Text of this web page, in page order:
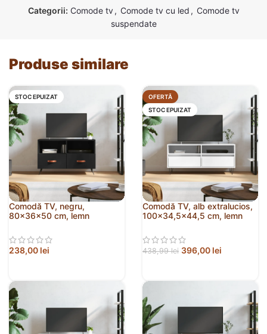
Categorii: Comode tv , Comode tv cu led , Comode tv
suspendate
Produse similare
STOC EPUIZAT
Comodă TV, negru,
80x36x50 cm, lemn
238,00 lei
OFERTĂ
STOC EPUIZAT
Comodă TV, alb extralucios,
100×34,5×44,5 cm, lemn
438,99lei 396,00 lei